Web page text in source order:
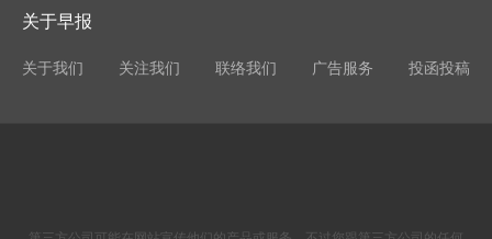
关于早报
关于我们 关注我们 联络我们 广告服务 投函投稿